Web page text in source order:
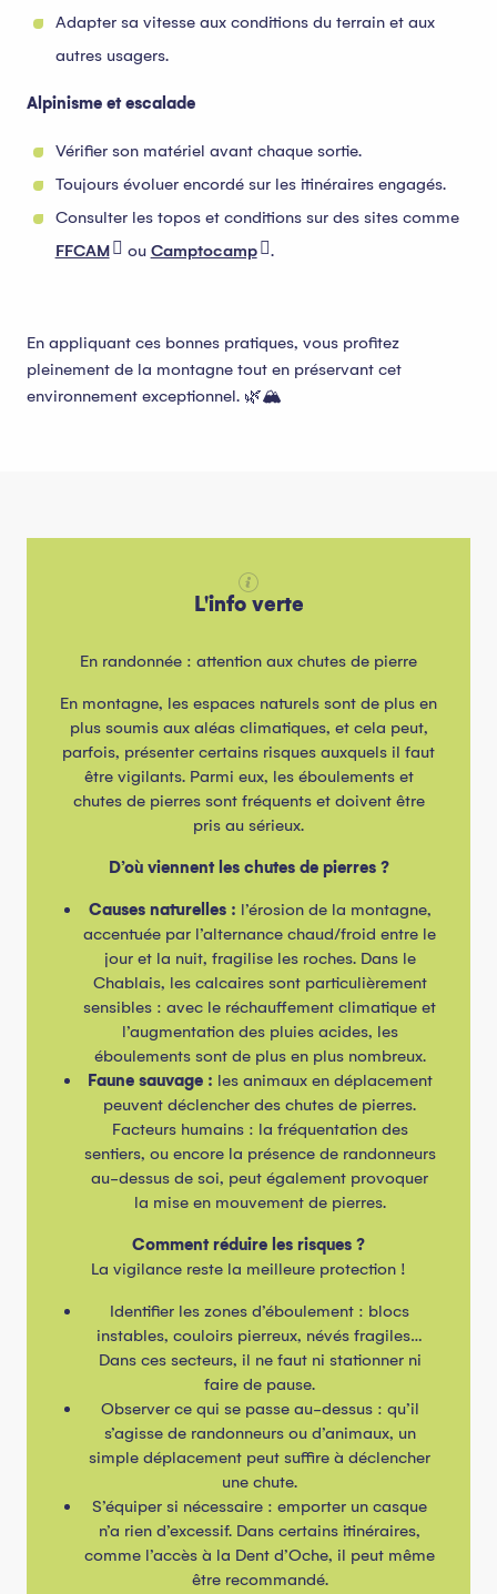
Adapter sa vitesse aux conditions du terrain et aux
autres usagers.
Alpinisme et escalade
Vérifier son matériel avant chaque sortie.
Toujours évoluer encordé sur les itinéraires engagés.
Consulter les topos et conditions sur des sites comme
FFCAM
ou Camptocamp .
En appliquant ces bonnes pratiques, vous profitez
pleinement de la montagne tout en préservant cet
environnement exceptionnel. 🌿🏔️
L'info verte
En randonnée : attention aux chutes de pierre
En montagne, les espaces naturels sont de plus en
plus soumis aux aléas climatiques, et cela peut,
parfois, présenter certains risques auxquels il faut
être vigilants. Parmi eux, les éboulements et
chutes de pierres sont fréquents et doivent être
pris au sérieux.
D’où viennent les chutes de pierres ?
Causes naturelles : l’érosion de la montagne,
accentuée par l’alternance chaud/froid entre le
jour et la nuit, fragilise les roches. Dans le
Chablais, les calcaires sont particulièrement
sensibles : avec le réchauffement climatique et
l’augmentation des pluies acides, les
éboulements sont de plus en plus nombreux.
Faune sauvage : les animaux en déplacement
peuvent déclencher des chutes de pierres.
Facteurs humains : la fréquentation des
sentiers, ou encore la présence de randonneurs
au-dessus de soi, peut également provoquer
la mise en mouvement de pierres.
Comment réduire les risques ?
La vigilance reste la meilleure protection !
Identifier les zones d’éboulement : blocs
instables, couloirs pierreux, névés fragiles…
Dans ces secteurs, il ne faut ni stationner ni
faire de pause.
Observer ce qui se passe au-dessus : qu’il
s’agisse de randonneurs ou d’animaux, un
simple déplacement peut suffire à déclencher
une chute.
S’équiper si nécessaire : emporter un casque
n’a rien d’excessif. Dans certains itinéraires,
comme l’accès à la Dent d’Oche, il peut même
être recommandé.